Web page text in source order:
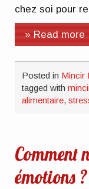
chez soi pour
» Read more
Posted in Mincir
tagged with
alimentaire,
Comment
émotions ?